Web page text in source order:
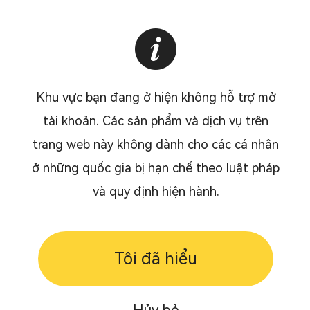
Khu vực bạn đang ở hiện không hỗ trợ mở
tài khoản. Các sản phẩm và dịch vụ trên
trang web này không dành cho các cá nhân
ở những quốc gia bị hạn chế theo luật pháp
và quy định hiện hành.
Tôi đã hiểu